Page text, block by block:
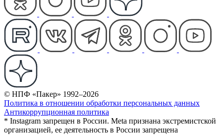
© НПФ «Пакер» 1992–2026
Политика в отношении обработки персональных данных
Антикоррупционная политика
* Instagram запрещен в России. Meta признана экстремистской
организацией, ее деятельность в России запрещена